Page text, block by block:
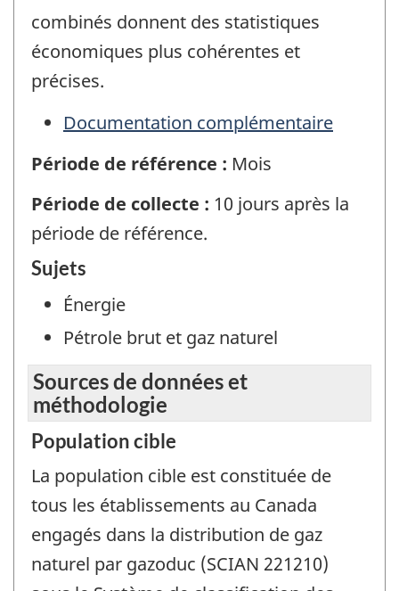
combinés donnent des statistiques
économiques plus cohérentes et
précises.
Documentation complémentaire
Période de référence : Mois
Période de collecte : 10 jours après la
période de référence.
Sujets
Énergie
Pétrole brut et gaz naturel
Sources de données et
méthodologie
Population cible
La population cible est constituée de
tous les établissements au Canada
engagés dans la distribution de gaz
naturel par gazoduc (SCIAN 221210)